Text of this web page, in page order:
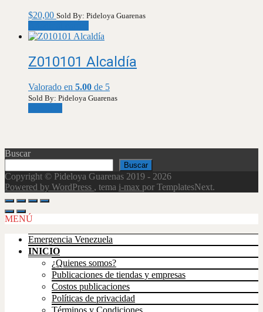
$20,00 Sold By: Pideloya Guarenas
Z010101 Alcaldía
Valorado en 5.00 de 5
Sold By: Pideloya Guarenas
Buscar
Buscar
Copyright © Pideloya Guarenas 2019 - 2026
Powered by WordPress , tema i-max por TemplatesNext.
Scroll
Up
MENÚ
Emergencia Venezuela
INICIO
¿Quienes somos?
Publicaciones de tiendas y empresas
Costos publicaciones
Políticas de privacidad
Términos y Condiciones